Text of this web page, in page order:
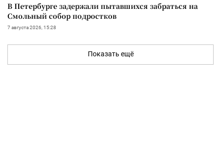
В Петербурге задержали пытавшихся забраться на
Смольный собор подростков
7 августа 2026, 15:28
Показать ещё